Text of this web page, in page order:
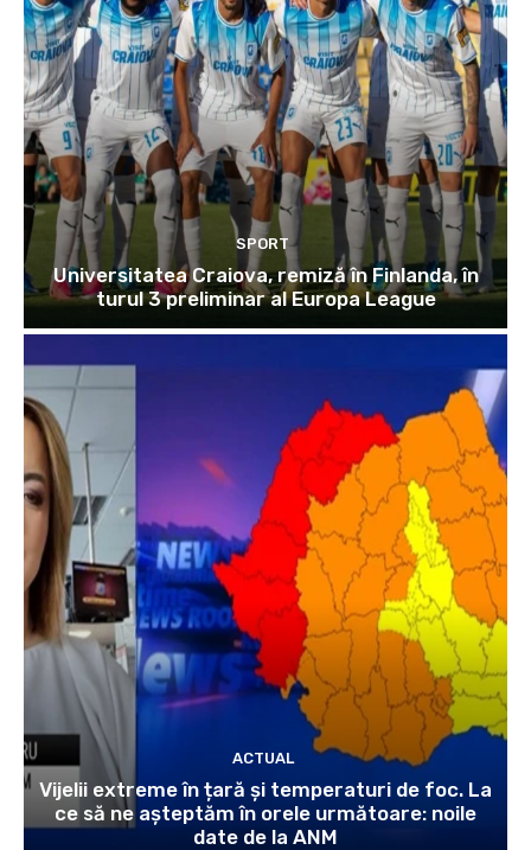
SPORT
Universitatea Craiova, remiză în Finlanda, în
turul 3 preliminar al Europa League
ACTUAL
Vijelii extreme în țară și temperaturi de foc. La
ce să ne așteptăm în orele următoare: noile
date de la ANM